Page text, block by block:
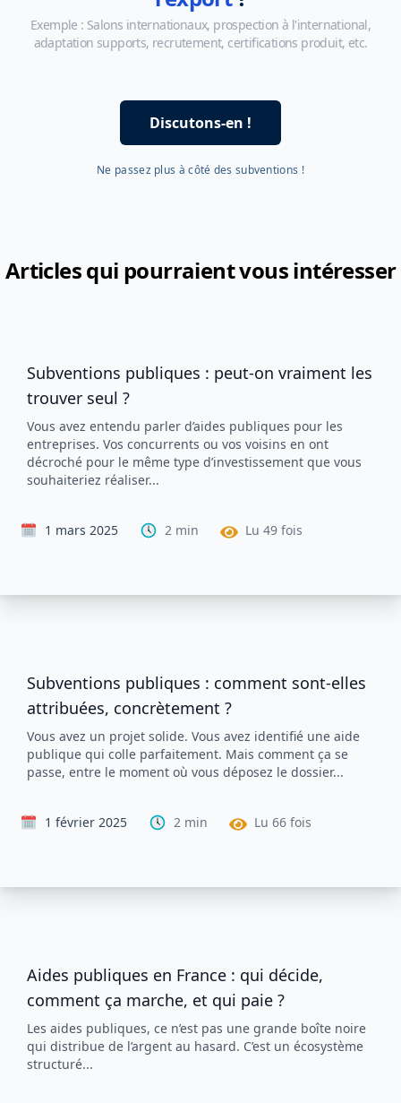
l'export ?
Exemple : Salons internationaux, prospection à l'international,
adaptation supports, recrutement, certifications produit, etc.
Discutons-en !
Ne passez plus à côté des subventions !
Articles qui pourraient vous intéresser
Subventions publiques : peut-on vraiment les
trouver seul ?
Vous avez entendu parler d’aides publiques pour les
entreprises. Vos concurrents ou vos voisins en ont
décroché pour le même type d’investissement que vous
souhaiteriez réaliser...
1 mars 2025 2min Lu 49fois
Subventions publiques : comment sont-elles
attribuées, concrètement ?
Vous avez un projet solide. Vous avez identifié une aide
publique qui colle parfaitement. Mais comment ça se
passe, entre le moment où vous déposez le dossier...
1 février 2025 2min Lu 66fois
Aides publiques en France : qui décide,
comment ça marche, et qui paie ?
Les aides publiques, ce n’est pas une grande boîte noire
qui distribue de l’argent au hasard. C’est un écosystème
structuré...